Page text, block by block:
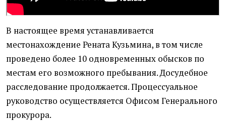
В настоящее время устанавливается
местонахождение Рената Кузьмина, в том числе
проведено более 10 одновременных обысков по
местам его возможного пребывания. Досудебное
расследование продолжается. Процессуальное
руководство осуществляется Офисом Генерального
прокурора.